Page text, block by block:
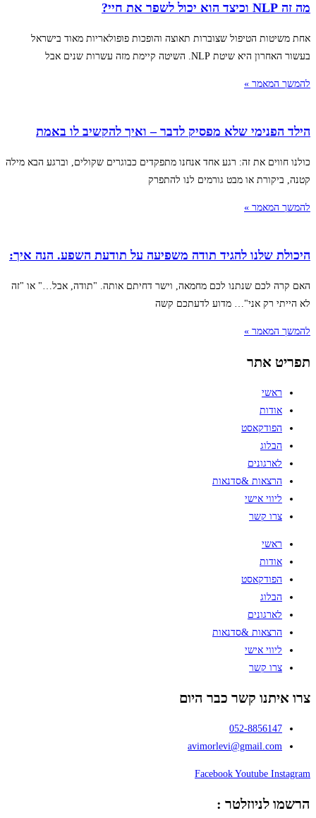
מה זה NLP וכיצד הוא יכול לשפר את חיי?
אחת משיטות הטיפול שצוברות תאוצה והופכות פופולאריות מאוד בישראל
בעשור האחרון היא שיטת NLP. השיטה קיימת מזה עשרות שנים אבל
להמשך המאמר »
הילד הפנימי שלא מפסיק לדבר – ואיך להקשיב לו באמת
כולנו חווים את זה: רגע אחד אנחנו מתפקדים כבוגרים שקולים, וברגע הבא מילה
קטנה, ביקורת או מבט גורמים לנו להתפרק
להמשך המאמר »
היכולת שלנו להגיד תודה משפיעה על תודעת השפע. הנה איך:
האם קרה לכם שנתנו לכם מחמאה, וישר דחיתם אותה. "תודה, אבל…" או "זה
לא הייתי רק אני"… מדוע לדעתכם קשה
להמשך המאמר »
תפריט אתר
ראשי
אודות
הפודקאסט
הבלוג
לארגונים
הרצאות &סדנאות
ליווי אישי
צרו קשר
ראשי
אודות
הפודקאסט
הבלוג
לארגונים
הרצאות &סדנאות
ליווי אישי
צרו קשר
צרו איתנו קשר כבר היום
052-8856147
avimorlevi@gmail.com
Facebook Youtube Instagram
הרשמו לניוזלטר :